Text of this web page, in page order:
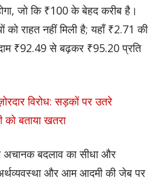
जो कि ₹100 के बेहद करीब है।
को राहत नहीं मिली है; यहाँ ₹2.71 की
₹92.49 से बढ़कर ₹95.20 प्रति
विरोध: सड़कों पर उतरे
को बताया खतरा
अचानक बदलाव का सीधा और
और आम आदमी की जेब पर